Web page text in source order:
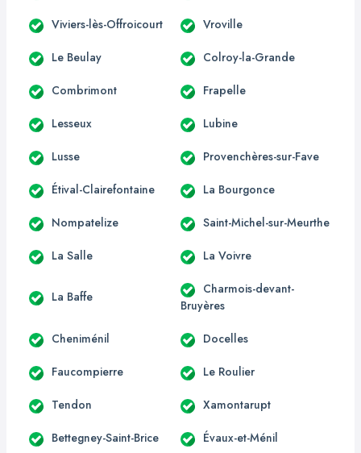
Viviers-lès-Offroicourt Vroville
Le Beulay Colroy-la-Grande
Combrimont Frapelle
Lesseux Lubine
Lusse Provenchères-sur-Fave
Étival-Clairefontaine La Bourgonce
Nompatelize Saint-Michel-sur-Meurthe
La Salle La Voivre
La Baffe
Charmois-devant-
Bruyères
Cheniménil Docelles
Faucompierre Le Roulier
Tendon Xamontarupt
Bettegney-Saint-Brice Évaux-et-Ménil